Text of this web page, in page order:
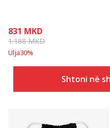
831 MKD
1.188MKD
Ulja30%
Shtoni në